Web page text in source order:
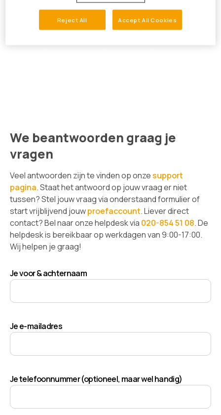
Bij Gezondeboel hechten we enorm veel waarde aan
de veiligheid en anonimiteit van ons platform.
We beantwoorden graag je
vragen
Veel antwoorden zijn te vinden op onzesupport
pagina. Staat het antwoord op jouw vraag er niet
tussen? Stel jouw vraag via onderstaand formulier of
start vrijblijvend jouwproefaccount. Liever direct
contact? Bel naar onze helpdesk via 020-854 51 08. De
helpdesk is bereikbaar op werkdagen van 9:00-17:00.
Wij helpen je graag!
Je voor & achternaam
Je e-mailadres
Je telefoonnummer (optioneel, maar wel handig)
Reject All Accept All Cookies